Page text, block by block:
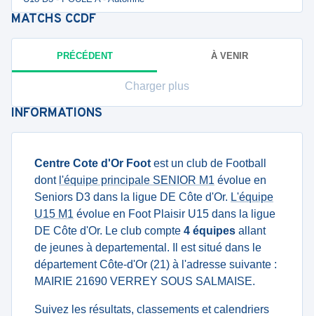
MATCHS CCDF
PRÉCÉDENT À VENIR
Charger plus
INFORMATIONS
Centre Cote d'Or Foot est un club de Football
dont l'équipe principale SENIOR M1 évolue en
Seniors D3 dans la ligue DE Côte d'Or. L'équipe
U15 M1 évolue en Foot Plaisir U15 dans la ligue
DE Côte d'Or. Le club compte 4 équipes allant
de jeunes à departemental. Il est situé dans le
département Côte-d'Or (21) à l'adresse suivante :
MAIRIE 21690 VERREY SOUS SALMAISE.
Suivez les résultats, classements et calendriers